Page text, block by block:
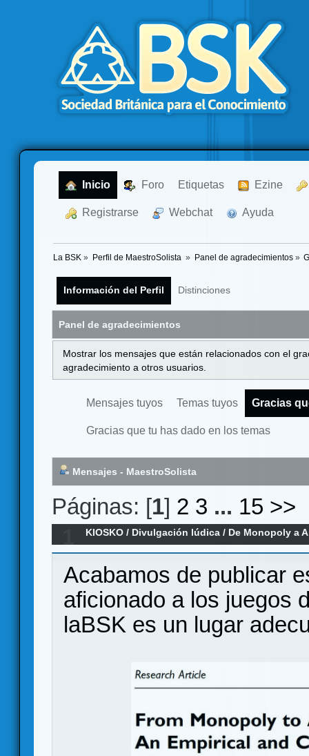
Inicio Foro Etiquetas Ezine
Registrarse Webchat Ayuda
La BSK » Perfil de MaestroSolista » Panel de agradecimientos»
Información del Perfil Distinciones
Panel de agradecimientos
Mostrar los mensajes que están relacionados con el
agradecimiento a otros usuarios.
Mensajes tuyos Temas tuyos Gracias
Gracias que tu has dado en los temas
Mensajes - MaestroSolista
Páginas: [1] 2 3 ... 15 >>
KIOSKO / Divulgación lúdica / De Monopoly a
104.640 juegos sobre la evolución del di
Acabamos de publicar
aficionado a los juegos
laBSK es un lugar